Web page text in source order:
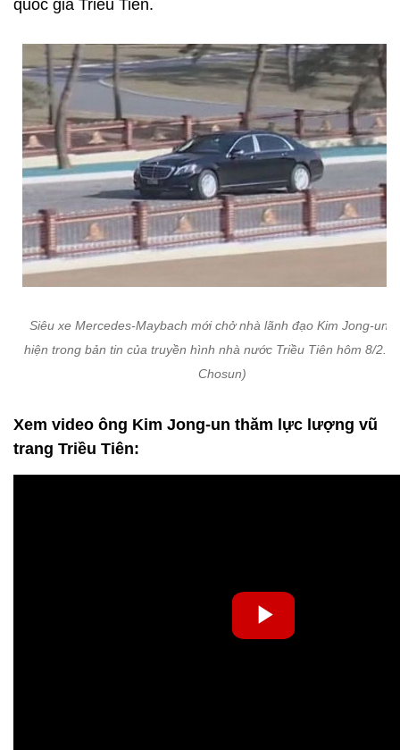
quốc gia Triều Tiên.
Siêu xe Mercedes-Maybach mới chở nhà lãnh đạo Kim Jong-un
hiện trong bản tin của truyền hình nhà nước Triều Tiên hôm 8/2.
Chosun)
Xem video ông Kim Jong-un thăm lực lượng vũ
trang Triều Tiên: